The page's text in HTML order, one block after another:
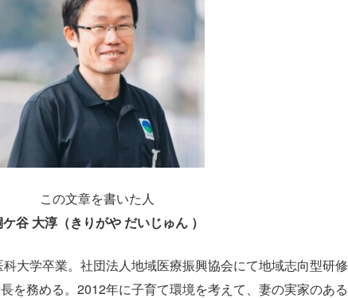
この文章を書いた人
谷 大淳（きりがや だいじゅん ）
大学卒業。社団法人地域医療振興協会にて地域志向型研修
を務める。2012年に子育て環境を考えて、妻の実家のある